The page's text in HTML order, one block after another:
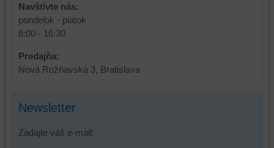
Navštívte nás:
pondelok - piatok
8:00 - 16:30
Predajňa:
Nová Rožňavská 3, Bratislava
Newsletter
Zadajte váš e-mail:
strán,
widgety
atď.